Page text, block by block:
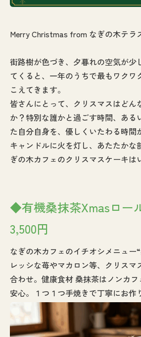
Merry Christmas from なぎの木テラ
街路樹が色づき、夕暮れの空気が少
てくると、一年のうちで最もワクワ
こえてきます。
皆さんにとって、クリスマスはどん
か？特別な誰かと過ごす時間、ある
た自分自身を、優しくいたわる時間
キャンドルに火を灯し、あたたかな
ぎの木カフェのクリスマスケーキは
◆有機桑抹茶Xmasロ
3,500円
なぎの木カフェのイチオシメニュー
レッシな苺やマカロン等、クリスマ
合わせ。健康食材 桑抹茶はノンカ
安心。１つ１つ手焼きで丁寧にお作